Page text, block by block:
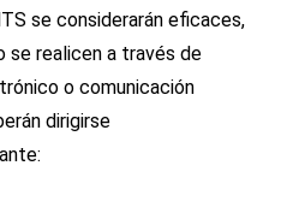
se considerarán eficaces,
realicen a través de
o comunicación
dirigirse